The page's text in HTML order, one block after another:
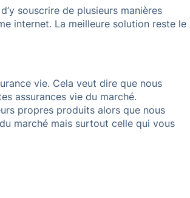
souscrire de plusieurs manières
internet. La meilleure solution reste le
vie. Cela veut dire que nous
assurances vie du marché.
propres produits alors que nous
marché mais surtout celle qui vous